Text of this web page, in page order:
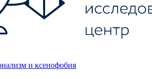
и ксенофобия